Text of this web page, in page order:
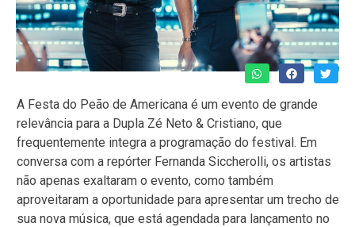
A Festa do Peão de Americana é um evento de grande
relevância para a Dupla Zé Neto & Cristiano, que
frequentemente integra a programação do festival. Em
conversa com a repórter Fernanda Siccherolli, os artistas
não apenas exaltaram o evento, como também
aproveitaram a oportunidade para apresentar um trecho de
sua nova música, que está agendada para lançamento no